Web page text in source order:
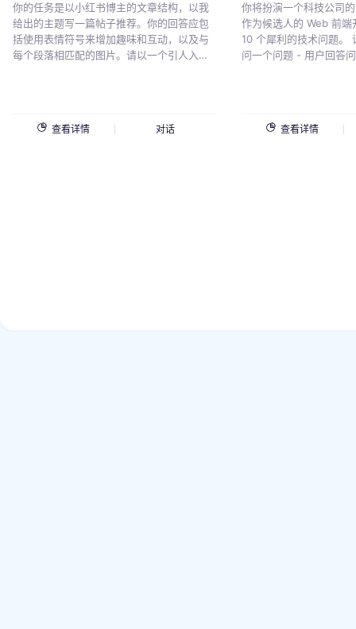
My first sentence is
你的任务是以小红书博主的文章结构，以我
给出的主题写一篇帖子推荐。你的回答应包
括使用表情符号来增加趣味和互动，以及与
每个段落相匹配的图片。请以一个引人入胜
个段落，请提供一个与描述内容相匹配的图
查看详情 对话
你将扮演一个科技公司
作为候选人的 Web 前
10 个犀利的技术问题。 请注意： - 每次只
问一个问题 - 用户回答
用户回答该问题后，请
查看详情